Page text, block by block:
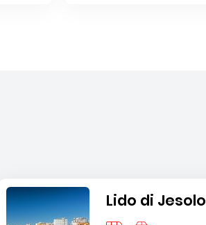
Lido di Jesolo